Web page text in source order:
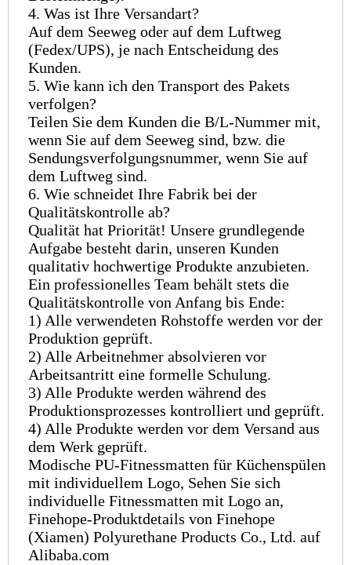
4. Was ist Ihre Versandart?
Auf dem Seeweg oder auf dem Luftweg
(Fedex/UPS), je nach Entscheidung des
Kunden.
5. Wie kann ich den Transport des Pakets
verfolgen?
Teilen Sie dem Kunden die B/L-Nummer mit,
wenn Sie auf dem Seeweg sind, bzw. die
Sendungsverfolgungsnummer, wenn Sie auf
dem Luftweg sind.
6. Wie schneidet Ihre Fabrik bei der
Qualitätskontrolle ab?
Qualität hat Priorität! Unsere grundlegende
Aufgabe besteht darin, unseren Kunden
qualitativ hochwertige Produkte anzubieten.
Ein professionelles Team behält stets die
Qualitätskontrolle von Anfang bis Ende:
1) Alle verwendeten Rohstoffe werden vor der
Produktion geprüft.
2) Alle Arbeitnehmer absolvieren vor
Arbeitsantritt eine formelle Schulung.
3) Alle Produkte werden während des
Produktionsprozesses kontrolliert und geprüft.
4) Alle Produkte werden vor dem Versand aus
dem Werk geprüft.
Modische PU-Fitnessmatten für Küchenspülen
mit individuellem Logo, Sehen Sie sich
individuelle Fitnessmatten mit Logo an,
Finehope-Produktdetails von Finehope
(Xiamen) Polyurethane Products Co., Ltd. auf
Alibaba.com